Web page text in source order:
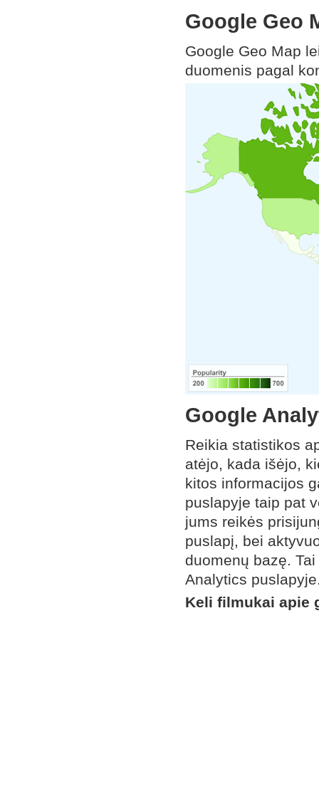
Google Geo
Google Geo Map
duomenis pagal
Google
Reikia statistikos
atėjo, kada išėjo,
kitos informacijos
puslapyje taip pat
jums reikės
puslapį, bei
duomenų bazę.
Analytics
Keli filmukai apie